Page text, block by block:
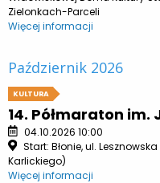
Zielonkach-Parceli
Więcej informacji
Październik 2026
KULTURA
14. Półmaraton
04.10.2026 10:00
Start: Błonie, ul.
Karlickiego)
Więcej informacji